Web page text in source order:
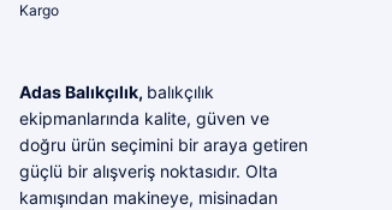
Harika
Bozkurt Berkay Turgut | 10/07/2026
Adas Balıkçılık, balıkçılık
ekipmanlarında kalite, güven ve
doğru ürün seçimini bir araya getiren
güçlü bir alışveriş noktasıdır. Olta
kamışından makineye, misinadan